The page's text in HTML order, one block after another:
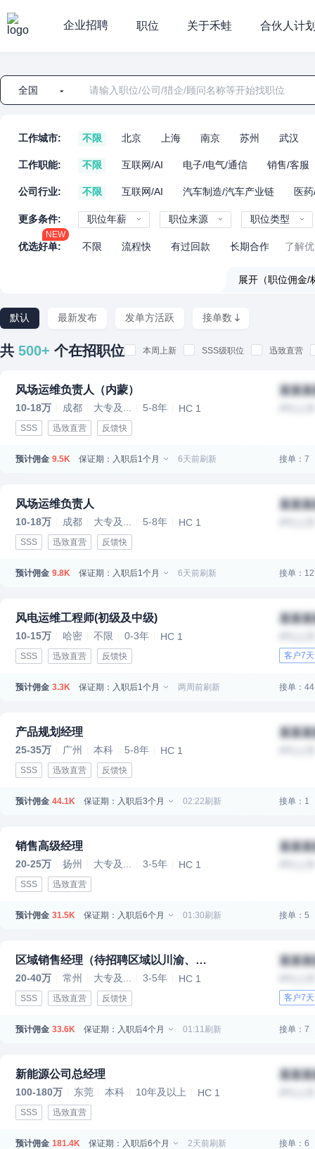
企业招聘 职位 关于禾蛙 合伙人计
全国
工作城市: 不限 北京 上海 南京 苏州 武汉
工作职能: 不限 互联网/AI 电子/电气/通信 销售/客服
公司行业: 不限 互联网/AI 汽车制造/汽车产业链 医
更多条件: 职位年薪 职位来源 职位类型
优选好单:
NEW
不限 流程快 有过回款 长期合作 了解
展开（职位佣
默认 最新发布 发单方活跃 接单数
共 500+ 个在招职位 本周上新 SSS级职位 迅致直营
风场运维负责人（内蒙）
10-18万 成都 大专及... 5-8年 HC 1
SSS 迅致直营 反馈快
某某
预计佣金 9.5K 保证期：入职后1个月 6天前刷新 接单：7
风场运维负责人
10-18万 成都 大专及... 5-8年 HC 1
SSS 迅致直营 反馈快
某某
预计佣金 9.8K 保证期：入职后1个月 6天前刷新 接单：12
风电运维工程师(初级及中级)
10-15万 哈密 不限 0-3年 HC 1
SSS 迅致直营 反馈快
某某
客户7
预计佣金 3.3K 保证期：入职后1个月 两周前刷新 接单：44
产品规划经理
25-35万 广州 本科 5-8年 HC 1
SSS 迅致直营 反馈快
某某
预计佣金 44.1K 保证期：入职后3个月 02:22刷新 接单：1
销售高级经理
20-25万 扬州 大专及... 3-5年 HC 1
SSS 迅致直营
某某
预计佣金 31.5K 保证期：入职后6个月 01:30刷新 接单：5
区域销售经理（待招聘区域以川渝、内蒙（蒙西为主）、华东区域、
20-40万 常州 大专及... 3-5年 HC 1
SSS 迅致直营 反馈快
某某
客户7
预计佣金 33.6K 保证期：入职后4个月 01:11刷新 接单：7
新能源公司总经理
100-180万 东莞 本科 10年及以上 HC 1
SSS 迅致直营
某某
预计佣金 181.4K 保证期：入职后6个月 2天前刷新 接单：6